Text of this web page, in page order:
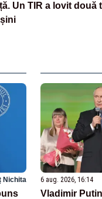
Un TIR a lovit două
Nichita 6 aug. 2026, 16:14
Vladimir